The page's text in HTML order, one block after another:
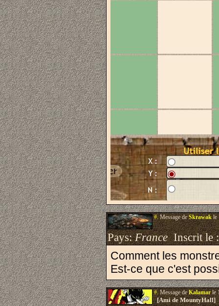
#.Message deSkrawakle
Pays:FranceInscrit le
Comment les
Est-ce que c'est
#.Message deKalamarle
[Ami de MountyHall]